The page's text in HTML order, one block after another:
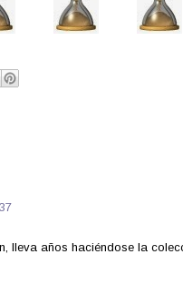
lleva años haciéndose la